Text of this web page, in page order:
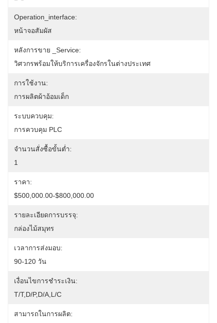
Operation_interface:
หน้าจอสัมผัส
หลังการขาย _Service:
วิศวกรพร้อมให้บริการเครื่องจักรในต่างประเทศ
การใช้งาน:
การผลิตผ้าอ้อมเด็ก
ระบบควบคุม:
การควบคุม PLC
จำนวนสั่งซื้อขั้นต่ำ:
1
ราคา:
$500,000.00-$800,000.00
รายละเอียดการบรรจุ:
กล่องไม้สมุทร
เวลาการส่งมอบ:
90-120 วัน
เงื่อนไขการชำระเงิน:
T/T,D/P,D/A,L/C
สามารถในการผลิต: